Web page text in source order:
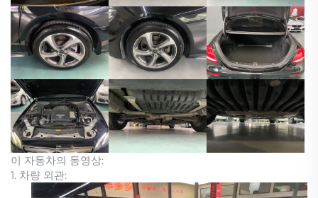
이 자동차의 동영상:
1. 차량 외관: